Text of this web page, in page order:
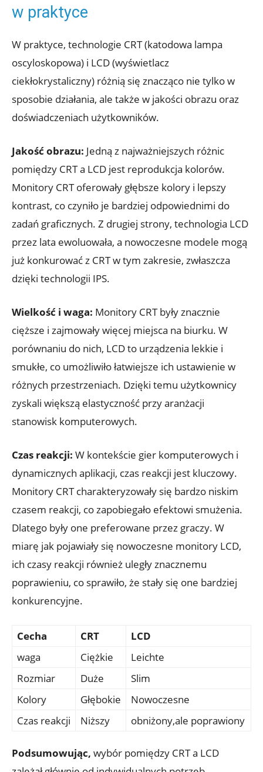
w praktyce
W praktyce, technologie CRT (katodowa lampa
oscyloskopowa) i LCD (wyświetlacz
ciekłokrystaliczny) różnią się znacząco nie tylko w
sposobie działania, ale także w jakości obrazu oraz
doświadczeniach użytkowników.
Jakość obrazu: Jedną z najważniejszych różnic
pomiędzy CRT a LCD jest reprodukcja kolorów.
Monitory CRT oferowały głębsze kolory i lepszy
kontrast, co czyniło je bardziej odpowiednimi do
zadań graficznych. Z drugiej strony, technologia LCD
przez lata ewoluowała, a nowoczesne modele mogą
już konkurować z CRT w tym zakresie, zwłaszcza
dzięki technologii IPS.
Wielkość i waga: Monitory CRT były znacznie
cięższe i zajmowały więcej miejsca na biurku. W
porównaniu do nich, LCD to urządzenia lekkie i
smukłe, co umożliwiło łatwiejsze ich ustawienie w
różnych przestrzeniach. Dzięki temu użytkownicy
zyskali większą elastyczność przy aranżacji
stanowisk komputerowych.
Czas reakcji: W kontekście gier komputerowych i
dynamicznych aplikacji, czas reakcji jest kluczowy.
Monitory CRT charakteryzowały się bardzo niskim
czasem reakcji, co zapobiegało efektowi smużenia.
Dlatego były one preferowane przez graczy. W
miarę jak pojawiały się nowoczesne monitory LCD,
ich czasy reakcji również uległy znacznemu
poprawieniu, co sprawiło, że stały się one bardziej
konkurencyjne.
Cecha CRT
LCD
waga
Ciężkie
Leichte
Rozmiar
Duże
Slim
Kolory
Głębokie
Nowoczesne
Czas reakcji
Niższy obniżony,ale poprawiony
Podsumowując, wybór pomiędzy CRT a LCD